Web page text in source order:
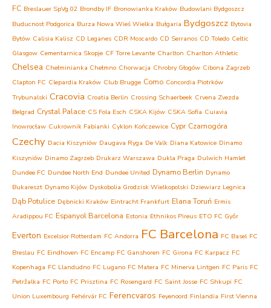
FC Breslauer SpVg 02 Brondby IF Bronowianka Kraków Budowlani Bydgoszcz
Buducnost Podgorica Burza Nowa Wieś Wielka Bułgaria Bydgoszcz Bytovia
Bytów Calisia Kalisz CD Leganes CDR Moscardo CD Serranos CD Toledo Celtic
Glasgow Cementarnica Skopje CF Torre Levante Charlton Charlton Athletic
Chelsea Chełminianka Chełmno Chorwacja Chrobry Głogów Cibona Zagrzeb
Clapton FC Clepardia Kraków Club Brugge Como Concordia Piotrków
Trybunalski Cracovia Croatia Berlin Crossing Schaerbeek Crvena Zvezda
Belgrad Crystal Palace CS Fola Esch CSKA Kijów CSKA Sofia Cuiavia
Inowrocław Cukrownik Fabianki Cyklon Kończewice Cypr Czarnogóra
Czechy Dacia Kiszyniów Daugava Ryga De Valk Diana Katowice Dinamo
Kiszyniów Dinamo Zagrzeb Drukarz Warszawa Dukla Praga Dulwich Hamlet
Dundee FC Dundee North End Dundee United Dynamo Berlin Dynamo
Bukareszt Dynamo Kijów Dyskobolia Grodzisk Wielkopolski Dziewiarz Legnica
Dąb Potulice Dębnicki Kraków Eintracht Frankfurt Elana Toruń Ermis
Aradippou FC Espanyol Barcelona Estonia Ethnikos Pireus ETO FC Győr
Everton Excelsior Rotterdam FC Andorra FC Barcelona FC Basel FC
Breslau FC Eindhoven FC Encamp FC Ganshoren FC Girona FC Karpacz FC
Kopenhaga FC Llandudno FC Lugano FC Matera FC Minerva Lintgen FC Paris FC
Petržalka FC Porto FC Prisztina FC Rosengard FC Saint Josse FC Shkupi FC
Union Luxembourg Fehérvár FC Ferencvaros Feyenoord Finlandia First Vienna